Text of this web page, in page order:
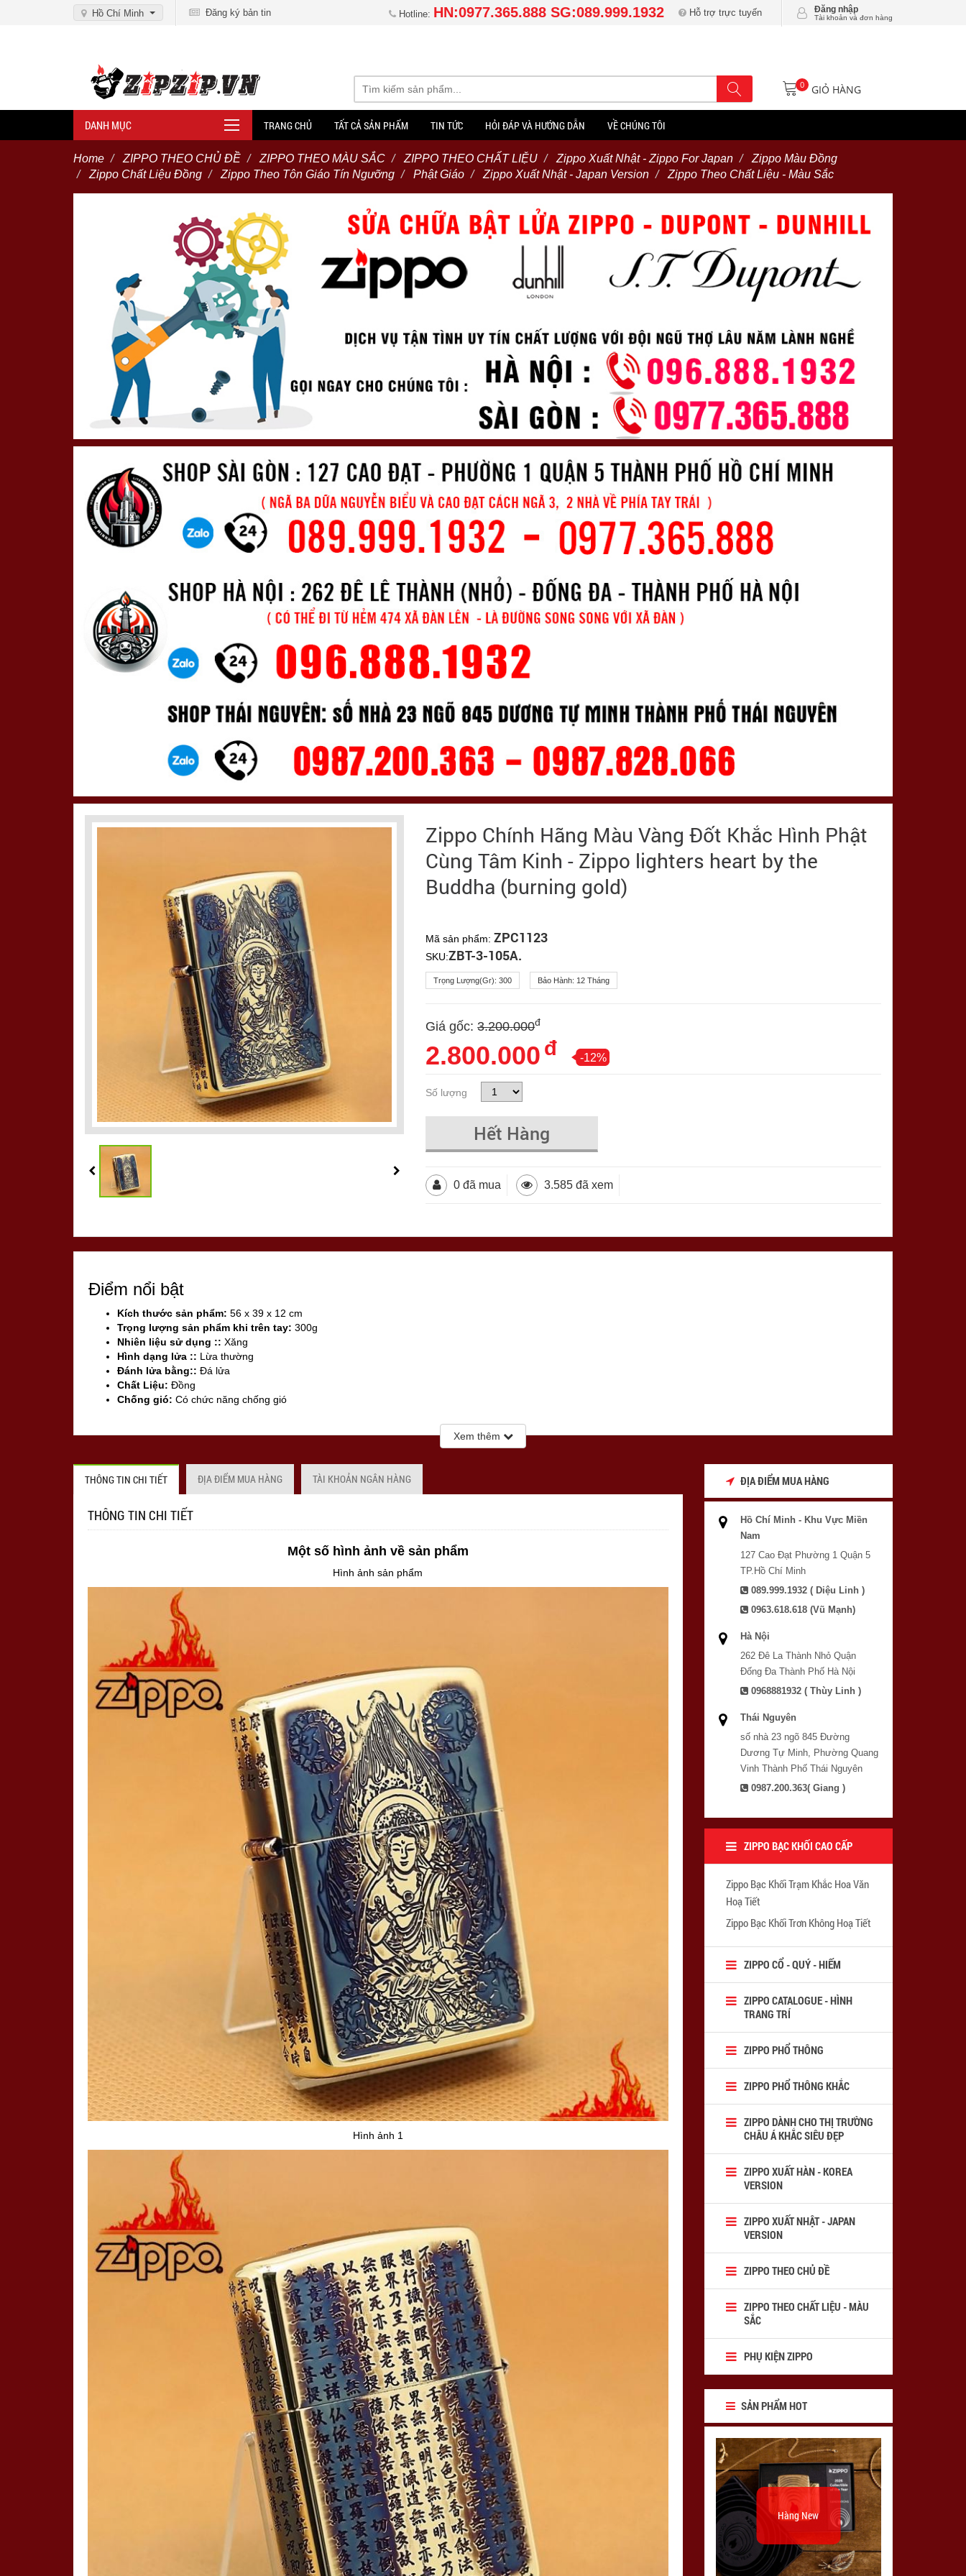
Hồ Chí Minh Đăng ký bản tin Hotline: HN:0977.365.888 SG:089.999.1932 Hỗ trợ trực tuyến Đăng nhập
Tài khoản và đơn hàng
0 GIỎ HÀNG
DANH MỤC TRANG CHỦ TẤT CẢ SẢN PHẨM TIN TỨC HỎI ĐÁP VÀ HƯỚNG DẪN VỀ CHÚNG TÔI
Home ZIPPO THEO CHỦ ĐỀ ZIPPO THEO MÀU SẮC ZIPPO THEO CHẤT LIỆU Zippo Xuất Nhật - Zippo For Japan
Zippo Màu Đồng
Zippo Chất Liệu Đồng
Zippo Theo Tôn Giáo Tín Ngưỡng Phật Giáo Zippo Xuất Nhật - Japan Version Zippo Theo Chất Liệu - Màu Sắc
Zippo Chính Hãng Màu Vàng Đốt Khắc Hình Phật
Cùng Tâm Kinh - Zippo lighters heart by the
Buddha (burning gold)
Mã sản phẩm:ZPC1123
SKU:ZBT-3-105A.
Trọng Lượng(gr):300 Bảo Hành: 12 Tháng
Giá gốc: 3.200.000đ
2.800.000 đ -12%
Số lượng
Hết Hàng
0 đã mua 3.585 đã xem
Điểm nổi bật
Kích thước sản phẩm: 56 x 39 x 12 cm
Trọng lượng sản phẩm khi trên tay: 300g
Nhiên liệu sử dụng :: Xăng
Hình dạng lửa :: Lừa thường
Đánh lửa bằng:: Đá lửa
Chất Liệu: Đồng
Chống gió: Có chức năng chống gió
Xem thêm
THÔNG TIN CHI TIẾT ĐỊA ĐIỂM MUA HÀNG TÀI KHOẢN NGÂN HÀNG
THÔNG TIN CHI TIẾT
Một số hình ảnh về sản phẩm
Hình ảnh sản phẩm
Hình ảnh 1
ĐỊA ĐIỂM MUA HÀNG
Hồ Chí Minh - Khu Vực Miền
Nam
127 Cao Đạt Phường 1 Quận 5
TP.Hồ Chí Minh
089.999.1932 ( Diệu Linh )
0963.618.618 (Vũ Mạnh)
Hà Nội
262 Đê La Thành Nhỏ Quận
Đống Đa Thành Phố Hà Nội
0968881932 ( Thùy Linh )
Thái Nguyên
số nhà 23 ngõ 845 Đường
Dương Tự Minh, Phường Quang
Vinh Thành Phố Thái Nguyên
0987.200.363( Giang )
ZIPPO BẠC KHỐI CAO CẤP
Zippo Bạc Khối Trạm Khắc Hoa Văn
Hoạ Tiết
Zippo Bạc Khối Trơn Không Hoạ Tiết
ZIPPO CỔ - QUÝ - HIẾM
ZIPPO CATALOGUE - HÌNH
TRANG TRÍ
ZIPPO PHỔ THÔNG
ZIPPO PHỔ THÔNG KHẮC
ZIPPO DÀNH CHO THỊ TRƯỜNG
CHÂU Á KHẮC SIÊU ĐẸP
ZIPPO XUẤT HÀN - KOREA
VERSION
ZIPPO XUẤT NHẬT - JAPAN
VERSION
ZIPPO THEO CHỦ ĐỀ
ZIPPO THEO CHẤT LIỆU - MÀU
SẮC
PHỤ KIỆN ZIPPO
SẢN PHẨM HOT
Hàng New